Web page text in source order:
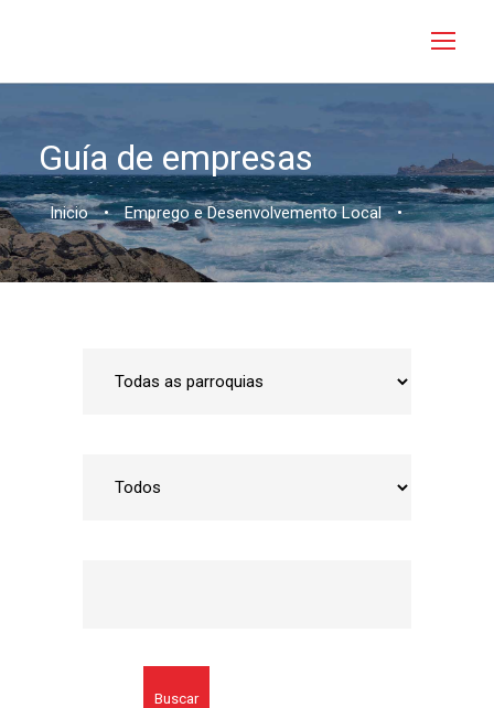
Guía de empresas
Inicio • Emprego e Desenvolvemento Local •
Buscar